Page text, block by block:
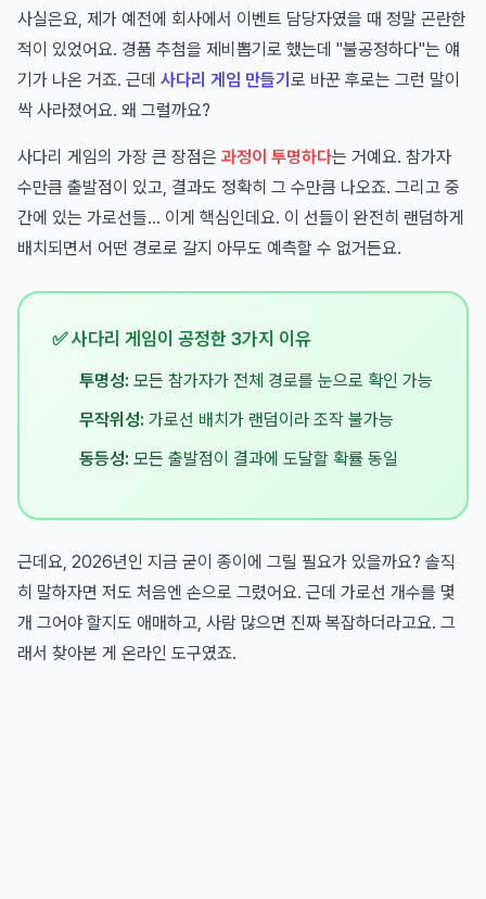
사실은요, 제가 예전에 회사에서 이벤트 담당자였을 때 정말 곤란한
적이 있었어요. 경품 추첨을 제비뽑기로 했는데 "불공정하다"는 얘
기가 나온 거죠. 근데 사다리 게임 만들기 로 바꾼 후로는 그런 말이
싹 사라졌어요. 왜 그럴까요?
사다리 게임의 가장 큰 장점은 과정이 투명하다는 거예요. 참가자
수만큼 출발점이 있고, 결과도 정확히 그 수만큼 나오죠. 그리고 중
간에 있는 가로선들... 이게 핵심인데요. 이 선들이 완전히 랜덤하게
배치되면서 어떤 경로로 갈지 아무도 예측할 수 없거든요.
✅ 사다리 게임이 공정한 3가지 이유
투명성: 모든 참가자가 전체 경로를 눈으로 확인 가능
무작위성: 가로선 배치가 랜덤이라 조작 불가능
동등성: 모든 출발점이 결과에 도달할 확률 동일
근데요, 2026년인 지금 굳이 종이에 그릴 필요가 있을까요? 솔직
히 말하자면 저도 처음엔 손으로 그렸어요. 근데 가로선 개수를 몇
개 그어야 할지도 애매하고, 사람 많으면 진짜 복잡하더라고요. 그
래서 찾아본 게 온라인 도구였죠.